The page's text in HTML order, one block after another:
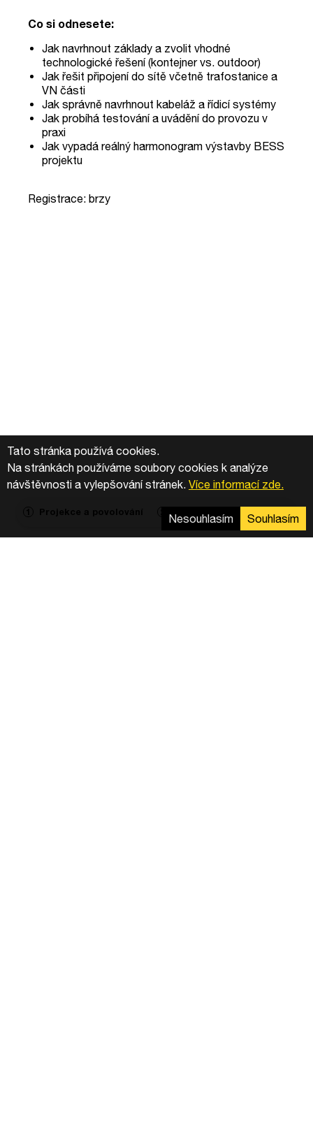
1 Projekce a povolování
Co si odnesete:
Jak navrhnout základy a zvolit vhodné
technologické řešení (kontejner vs. outdoor)
Jak řešit připojení do sítě včetně trafostanice a
VN části
Jak správně navrhnout kabeláž a řídicí systémy
Jak probíhá testování a uvádění do provozu v
praxi
Jak vypadá reálný harmonogram výstavby BESS
projektu
Registrace: brzy
Tato stránka používá cookies.
Na stránkách používáme soubory cookies k analýze
návštěvnosti a vylepšování stránek. Více informací zde.
Nesouhlasím Souhlasím